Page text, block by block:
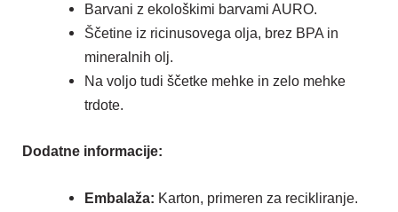
Barvani z ekološkimi barvami AURO.
Ščetine iz ricinusovega olja, brez BPA in
mineralnih olj.
Na voljo tudi ščetke mehke in zelo mehke
trdote.
Dodatne informacije:
Embalaža: Karton, primeren za recikliranje.